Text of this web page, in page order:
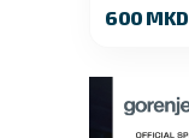
600 MKD